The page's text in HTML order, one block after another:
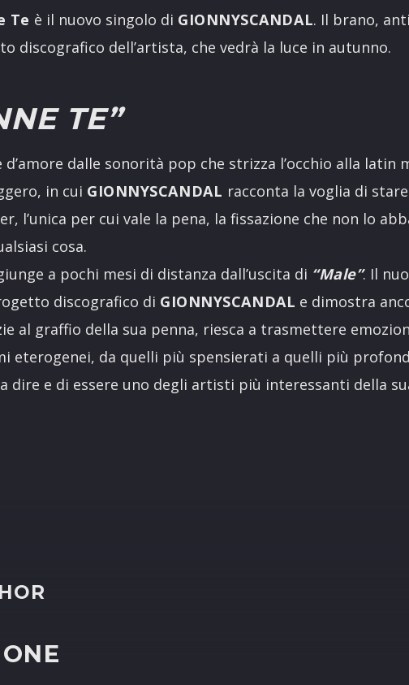
Te è il nuovo singolo di GIONNYSCANDAL. Il brano,
discografico dell’artista, che vedrà la luce in autunno.
TE”
d’amore dalle sonorità pop che strizza l’occhio alla latin
in cui GIONNYSCANDAL racconta la voglia di
l’unica per cui vale la pena, la fissazione che non lo
cosa.
a pochi mesi di distanza dall’uscita di “Male”. Il
discografico di GIONNYSCANDAL e dimostra
al graffio della sua penna, riesca a trasmettere
eterogenei, da quelli più spensierati a quelli più
dire e di essere uno degli artisti più interessanti della